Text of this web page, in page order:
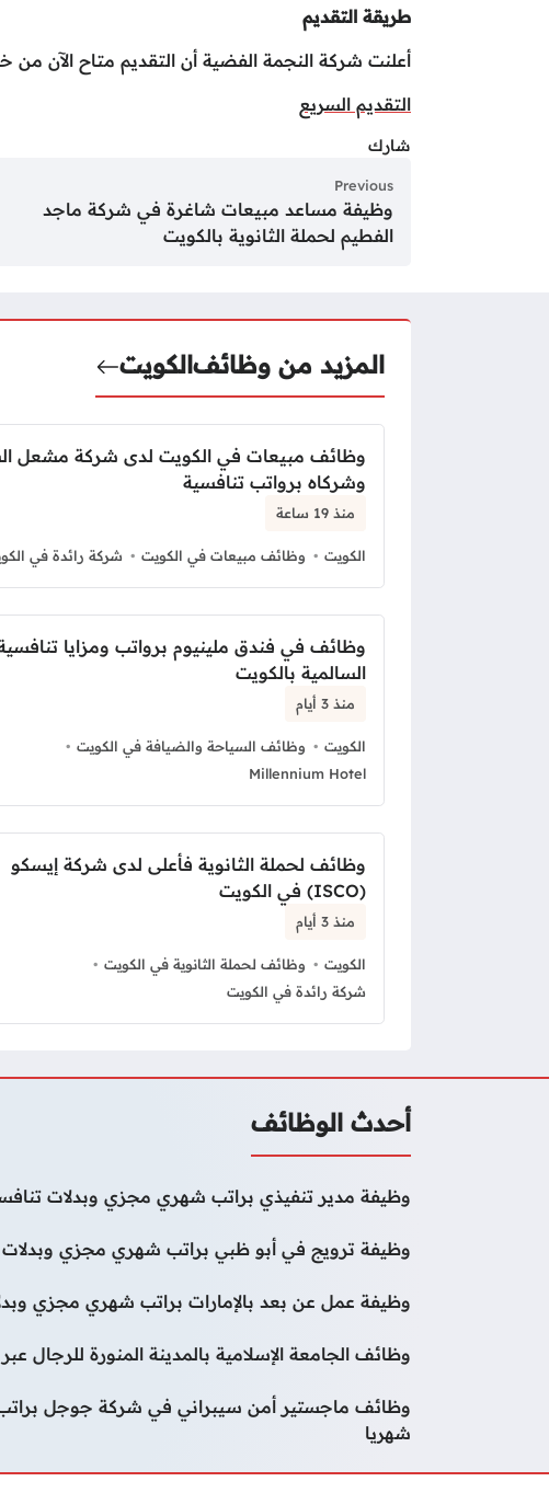
طريقة التقديم
أعلنت شركة النجمة الفضية أن التقديم متاح الآن من
التقديم السريع
شارك
Previous
وظيفة مساعد مبيعات شاغرة في شركة ماجد
الفطيم لحملة الثانوية بالكويت
المزيد من وظائفالكويت
وظائف مبيعات في الكويت لدى شركة مشعل
وشركاه برواتب تنافسية
منذ 19 ساعة
الكويت وظائف مبيعات في الكويت شركة رائدة في
وظائف في فندق ملينيوم برواتب ومزايا
السالمية بالكويت
منذ 3 أيام
الكويت
وظائف السياحة والضيافة في الكويت
Millennium Hotel
وظائف لحملة الثانوية فأعلى لدى شركة إيسكو
(ISCO) في الكويت
منذ 3 أيام
الكويت
وظائف لحملة الثانوية في الكويت
شركة رائدة في الكويت
أحدث الوظائف
وظيفة مدير تنفيذي براتب شهري مجزي وبدلات
وظيفة ترويج في أبو ظبي براتب شهري مجزي وبدلات
وظيفة عمل عن بعد بالإمارات براتب شهري مجزي
وظائف الجامعة الإسلامية بالمدينة المنورة للرجال
شهريا